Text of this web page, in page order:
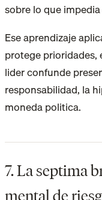
sobre lo que
Ese aprendizaje
protege prioridades,
lider confunde
responsabilidad, la
moneda politica.
7. La septima
mental de